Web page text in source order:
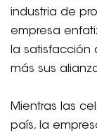
industria de
empresa
la satisfacción
más sus
Mientras las
país, la